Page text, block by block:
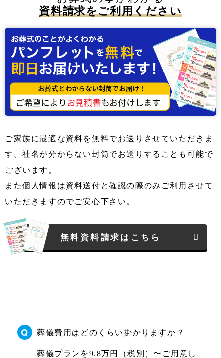
資料請求をご利用ください
ご家族に最適な資料を無料でお送りさせていただきま
す。社名が分からない封筒でお送りすることも可能で
ございます。
また個人情報は資料送付と確認の際のみご利用させて
いただきますのでご安心下さい。
無料資料請求はこちら
葬儀費用はどのくらい掛かりますか？
葬儀プランを9.8万円（税別）〜ご用意し